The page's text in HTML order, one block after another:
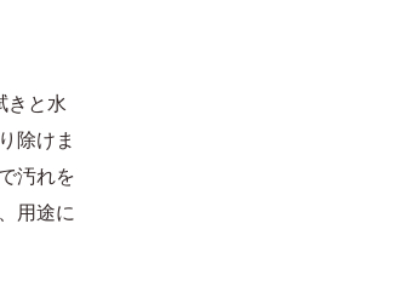
きと水
除けま
汚れを
用途に